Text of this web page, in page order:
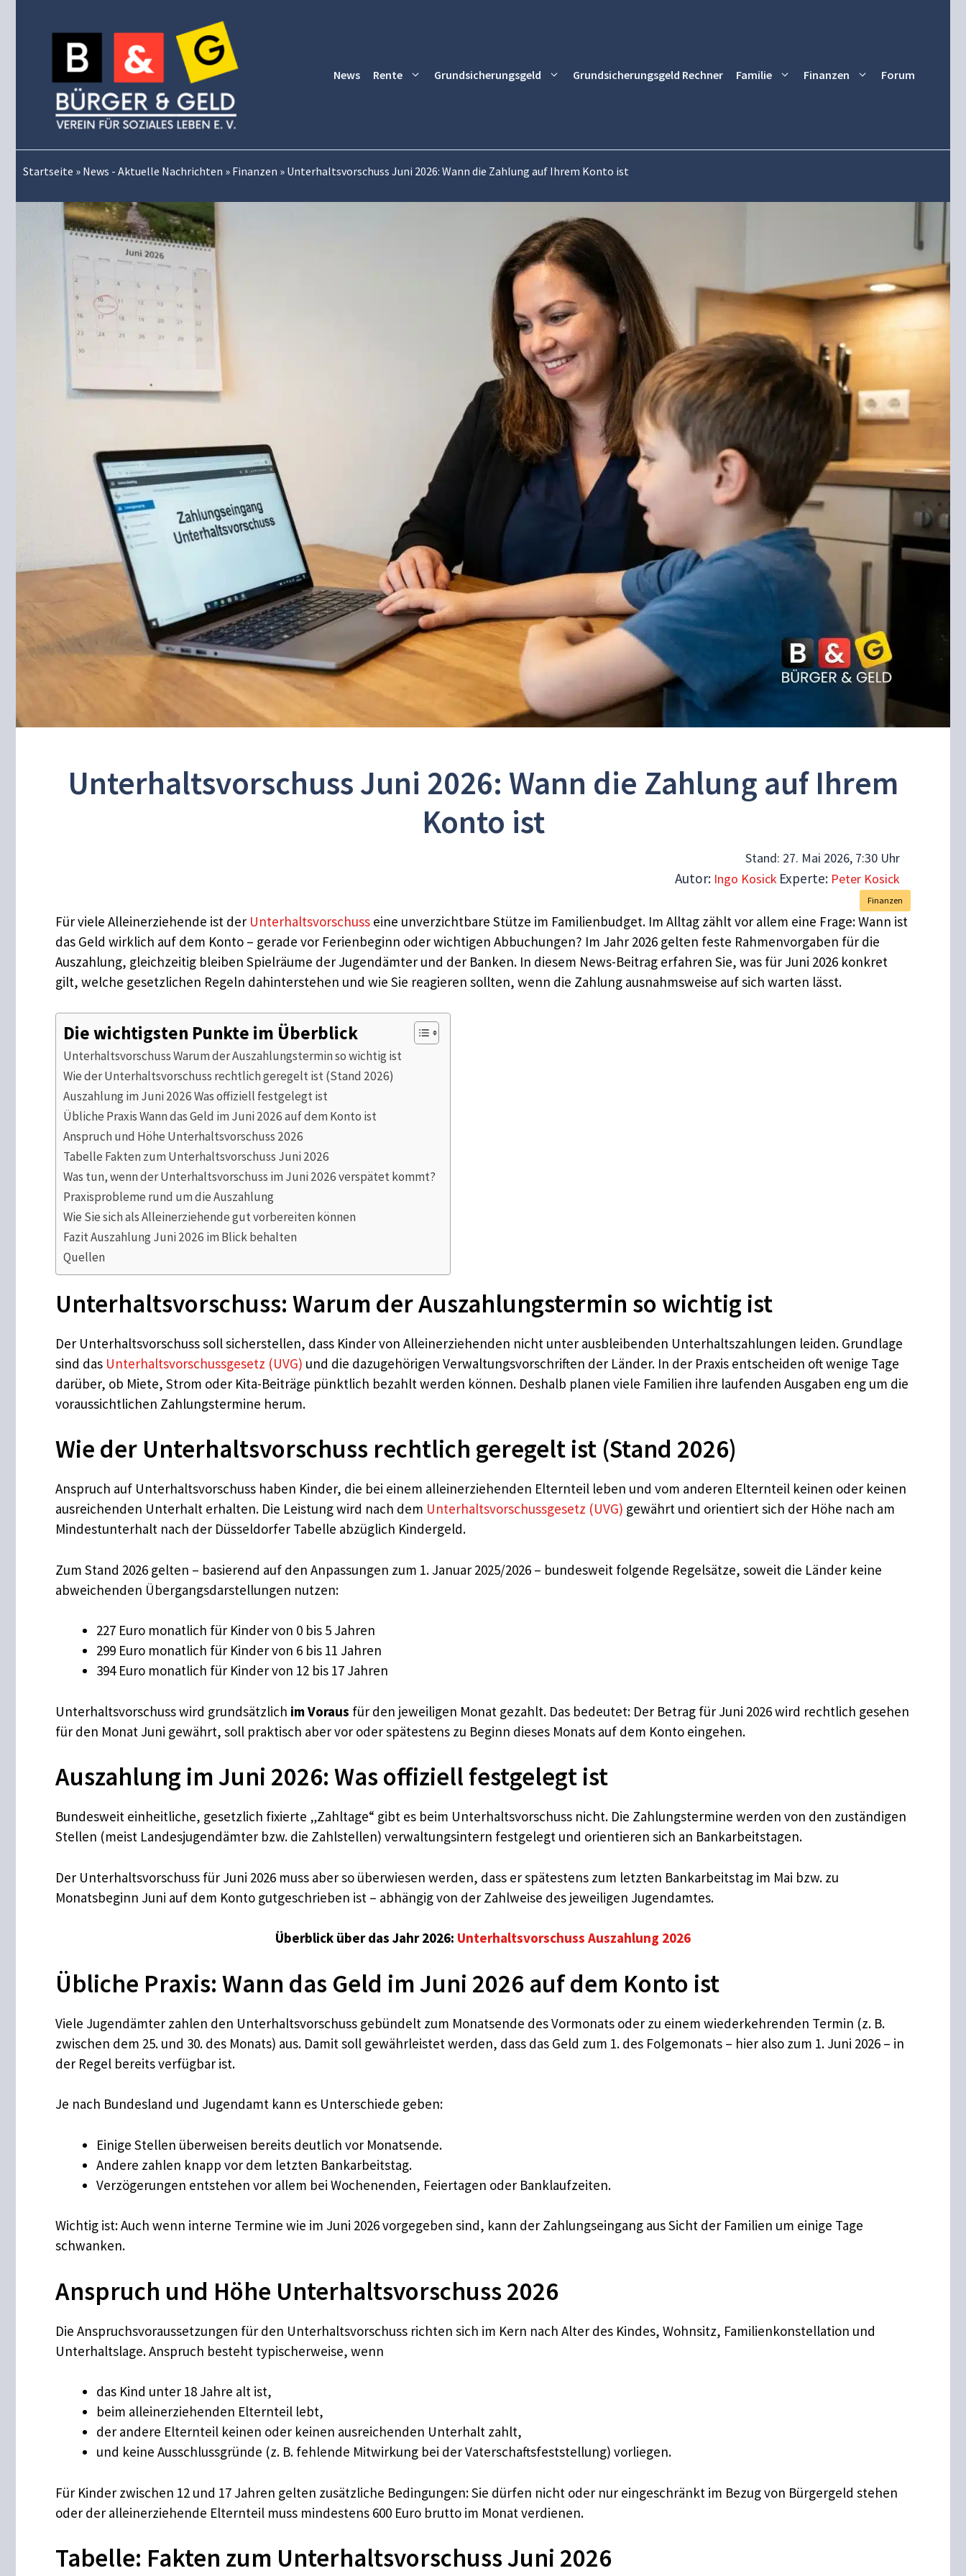
News Rente Grundsicherungsgeld Grundsicherungsgeld Rechner Familie Finanzen Forum
Startseite » News - Aktuelle Nachrichten » Finanzen » Unterhaltsvorschuss Juni 2026: Wann die Zahlung auf Ihrem Konto ist
Unterhaltsvorschuss Juni 2026: Wann die Zahlung auf Ihrem
Konto ist
Stand: 27. Mai 2026, 7:30 Uhr
Autor: Ingo Kosick Experte: Peter Kosick
Finanzen
Für viele Alleinerziehende ist der Unterhaltsvorschuss eine unverzichtbare Stütze im Familienbudget. Im Alltag zählt vor allem eine Frage: Wann ist
das Geld wirklich auf dem Konto – gerade vor Ferienbeginn oder wichtigen Abbuchungen? Im Jahr 2026 gelten feste Rahmenvorgaben für die
Auszahlung, gleichzeitig bleiben Spielräume der Jugendämter und der Banken. In diesem News-Beitrag erfahren Sie, was für Juni 2026 konkret
gilt, welche gesetzlichen Regeln dahinterstehen und wie Sie reagieren sollten, wenn die Zahlung ausnahmsweise auf sich warten lässt.
Die wichtigsten Punkte im Überblick
Unterhaltsvorschuss Warum der Auszahlungstermin so wichtig ist
Wie der Unterhaltsvorschuss rechtlich geregelt ist (Stand 2026)
Auszahlung im Juni 2026 Was offiziell festgelegt ist
Übliche Praxis Wann das Geld im Juni 2026 auf dem Konto ist
Anspruch und Höhe Unterhaltsvorschuss 2026
Tabelle Fakten zum Unterhaltsvorschuss Juni 2026
Was tun, wenn der Unterhaltsvorschuss im Juni 2026 verspätet kommt?
Praxisprobleme rund um die Auszahlung
Wie Sie sich als Alleinerziehende gut vorbereiten können
Fazit Auszahlung Juni 2026 im Blick behalten
Quellen
Unterhaltsvorschuss: Warum der Auszahlungstermin so wichtig ist
Der Unterhaltsvorschuss soll sicherstellen, dass Kinder von Alleinerziehenden nicht unter ausbleibenden Unterhaltszahlungen leiden. Grundlage
sind das Unterhaltsvorschussgesetz (UVG) und die dazugehörigen Verwaltungsvorschriften der Länder. In der Praxis entscheiden oft wenige Tage
darüber, ob Miete, Strom oder Kita-Beiträge pünktlich bezahlt werden können. Deshalb planen viele Familien ihre laufenden Ausgaben eng um die
voraussichtlichen Zahlungstermine herum.
Wie der Unterhaltsvorschuss rechtlich geregelt ist (Stand 2026)
Anspruch auf Unterhaltsvorschuss haben Kinder, die bei einem alleinerziehenden Elternteil leben und vom anderen Elternteil keinen oder keinen
ausreichenden Unterhalt erhalten. Die Leistung wird nach dem Unterhaltsvorschussgesetz (UVG) gewährt und orientiert sich der Höhe nach am
Mindestunterhalt nach der Düsseldorfer Tabelle abzüglich Kindergeld.
Zum Stand 2026 gelten – basierend auf den Anpassungen zum 1. Januar 2025/2026 – bundesweit folgende Regelsätze, soweit die Länder keine
abweichenden Übergangsdarstellungen nutzen:
227 Euro monatlich für Kinder von 0 bis 5 Jahren
299 Euro monatlich für Kinder von 6 bis 11 Jahren
394 Euro monatlich für Kinder von 12 bis 17 Jahren
Unterhaltsvorschuss wird grundsätzlich im Voraus für den jeweiligen Monat gezahlt. Das bedeutet: Der Betrag für Juni 2026 wird rechtlich gesehen
für den Monat Juni gewährt, soll praktisch aber vor oder spätestens zu Beginn dieses Monats auf dem Konto eingehen.
Auszahlung im Juni 2026: Was offiziell festgelegt ist
Bundesweit einheitliche, gesetzlich fixierte „Zahltage“ gibt es beim Unterhaltsvorschuss nicht. Die Zahlungstermine werden von den zuständigen
Stellen (meist Landesjugendämter bzw. die Zahlstellen) verwaltungsintern festgelegt und orientieren sich an Bankarbeitstagen.
Der Unterhaltsvorschuss für Juni 2026 muss aber so überwiesen werden, dass er spätestens zum letzten Bankarbeitstag im Mai bzw. zu
Monatsbeginn Juni auf dem Konto gutgeschrieben ist – abhängig von der Zahlweise des jeweiligen Jugendamtes.
Überblick über das Jahr 2026: Unterhaltsvorschuss Auszahlung 2026
Übliche Praxis: Wann das Geld im Juni 2026 auf dem Konto ist
Viele Jugendämter zahlen den Unterhaltsvorschuss gebündelt zum Monatsende des Vormonats oder zu einem wiederkehrenden Termin (z. B.
zwischen dem 25. und 30. des Monats) aus. Damit soll gewährleistet werden, dass das Geld zum 1. des Folgemonats – hier also zum 1. Juni 2026 – in
der Regel bereits verfügbar ist.
Je nach Bundesland und Jugendamt kann es Unterschiede geben:
Einige Stellen überweisen bereits deutlich vor Monatsende.
Andere zahlen knapp vor dem letzten Bankarbeitstag.
Verzögerungen entstehen vor allem bei Wochenenden, Feiertagen oder Banklaufzeiten.
Wichtig ist: Auch wenn interne Termine wie im Juni 2026 vorgegeben sind, kann der Zahlungseingang aus Sicht der Familien um einige Tage
schwanken.
Anspruch und Höhe Unterhaltsvorschuss 2026
Die Anspruchsvoraussetzungen für den Unterhaltsvorschuss richten sich im Kern nach Alter des Kindes, Wohnsitz, Familienkonstellation und
Unterhaltslage. Anspruch besteht typischerweise, wenn
das Kind unter 18 Jahre alt ist,
beim alleinerziehenden Elternteil lebt,
der andere Elternteil keinen oder keinen ausreichenden Unterhalt zahlt,
und keine Ausschlussgründe (z. B. fehlende Mitwirkung bei der Vaterschaftsfeststellung) vorliegen.
Für Kinder zwischen 12 und 17 Jahren gelten zusätzliche Bedingungen: Sie dürfen nicht oder nur eingeschränkt im Bezug von Bürgergeld stehen
oder der alleinerziehende Elternteil muss mindestens 600 Euro brutto im Monat verdienen.
Tabelle: Fakten zum Unterhaltsvorschuss Juni 2026